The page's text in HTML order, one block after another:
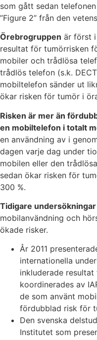
som gått sedan
”Figure 2” från den
Örebrogruppen är först
resultat för tumörrisken
mobiler och trådlösa
trådlös telefon (s.k.
mobiltelefon sänder ut
ökar risken för tumör i
Risken är mer än
en mobiltelefon i totalt
en användning av i
dagen varje dag under
mobilen eller den
sedan ökar risken för
300 %.
Tidigare undersökningar
mobilanvändning och
ökade risker.
År 2011
internationella
inkluderade
koordinerades av
de som använt
fördubblad risk för
Den svenska
Institutet som